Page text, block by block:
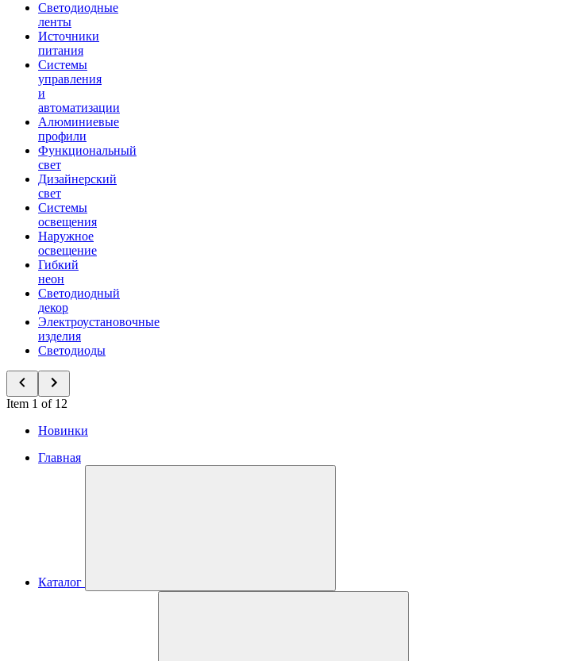
Светодиодные
ленты
Источники
питания
Системы
управления
и
автоматизации
Алюминиевые
профили
Функциональный
свет
Дизайнерский
свет
Системы
освещения
Наружное
освещение
Гибкий
неон
Светодиодный
декор
Электроустановочные
изделия
Светодиоды
Item 1 of 12
Новинки
Главная
Каталог